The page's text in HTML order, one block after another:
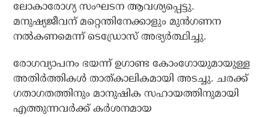
ലോകാരോഗ്യ സംഘടന ആവശ്യപ്പെട്ടു.
മനുഷ്യജീവന് മറ്റെന്തിനേക്കാളും മുന്‍ഗണന
നല്‍കണമെന്ന് ടെഡ്രോസ് അഭ്യര്‍ത്ഥിച്ചു.
രോഗവ്യാപനം ഭയന്ന് ഉഗാണ്ട കോംഗോയുമായുള്ള
അതിര്‍ത്തികള്‍ താത്കാലികമായി അടച്ചു. ചരക്ക്
ഗതാഗതത്തിനും മാനുഷിക സഹായത്തിനുമായി
എത്തുന്നവര്‍ക്ക് കര്‍ശനമായ